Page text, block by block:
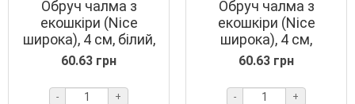
Обруч чалма з
екошкіри (Nice
широка), 4 см, білий,
шт.
60.63 грн
- +
Обруч чалма з
екошкіри (Nice
широка), 4 см,
вишневий, шт.
60.63 грн
- +